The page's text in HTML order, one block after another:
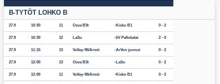
B-TYTÖT LOHKO B
27.9 10:30 11 Osva B3t Kisko B1 0 - 2
27.9 10:30 12 LaSu IiV Pallokalat 2 - 0
27.9 11:15 13 Volley-96/Armit ArVon junnut 0 - 2
27.9 12:00 13 Osva B3t LaSu 0 - 2
27.9 12:00 11 Volley-96/Armit Kisko B1 0 - 2